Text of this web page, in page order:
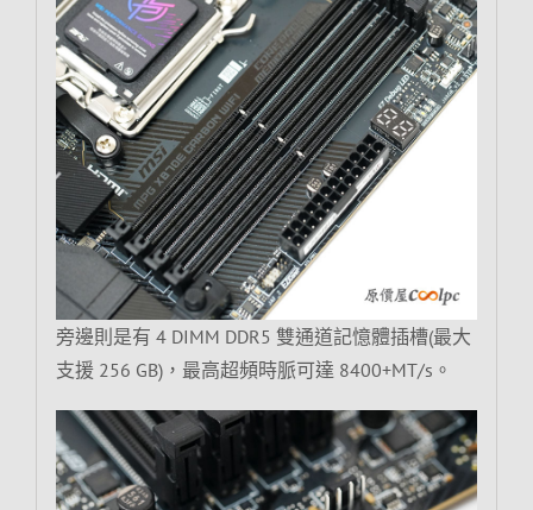
旁邊則是有 4 DIMM DDR5 雙通道記憶體插槽(最大
支援 256 GB)，最高超頻時脈可達 8400+MT/s。